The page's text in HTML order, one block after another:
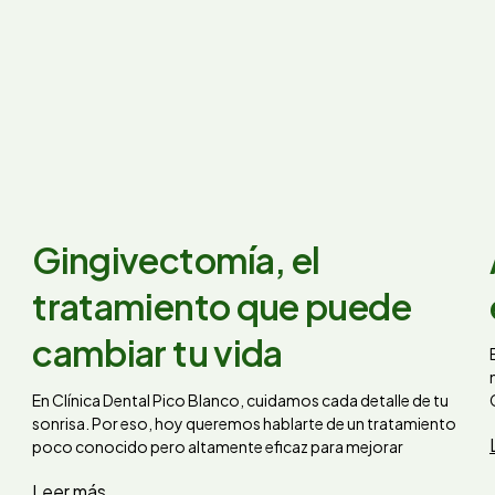
Gingivectomía, el
tratamiento que puede
cambiar tu vida
En Clínica Dental Pico Blanco, cuidamos cada detalle de tu
sonrisa. Por eso, hoy queremos hablarte de un tratamiento
poco conocido pero altamente eficaz para mejorar